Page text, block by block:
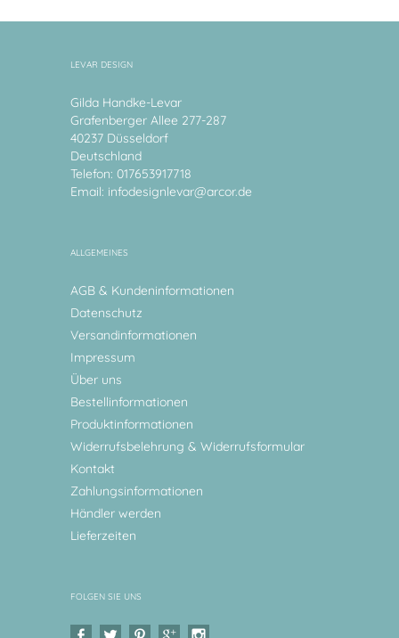
LEVAR DESIGN
Gilda Handke-Levar
Grafenberger Allee 277-287
40237 Düsseldorf
Deutschland
Telefon: 017653917718
Email: infodesignlevar@arcor.de
ALLGEMEINES
AGB & Kundeninformationen
Datenschutz
Versandinformationen
Impressum
Über uns
Bestellinformationen
Produktinformationen
Widerrufsbelehrung & Widerrufsformular
Kontakt
Zahlungsinformationen
Händler werden
Lieferzeiten
FOLGEN SIE UNS